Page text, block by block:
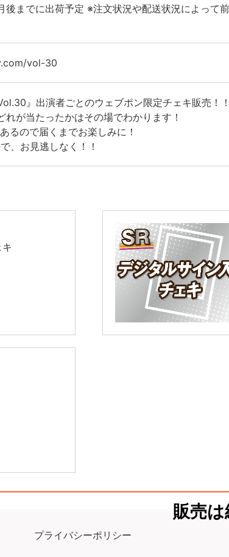
後までに出荷予定 ※注文状況や配送状況によって
vol-30
』出演者ごとのウェブポン限定チェキ販売！！
れが当たったかはその場でわかります！
るので届くまでお楽しみに！
、お見逃しなく！！
販売は
プライバシーポリシー